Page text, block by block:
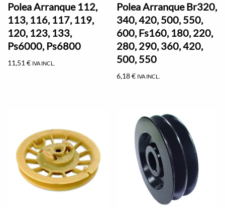
Polea Arranque 112,
113, 116, 117, 119,
120, 123, 133,
Ps6000, Ps6800
11,51 € IVA INCL.
Polea Arranque Br320,
340, 420, 500, 550,
600, Fs160, 180, 220,
280, 290, 360, 420,
500, 550
6,18€ IVA INCL.